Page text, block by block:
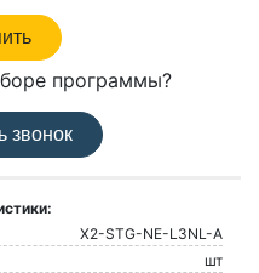
программы?
звонок
X2-STG-NE-L3NL-A
шт